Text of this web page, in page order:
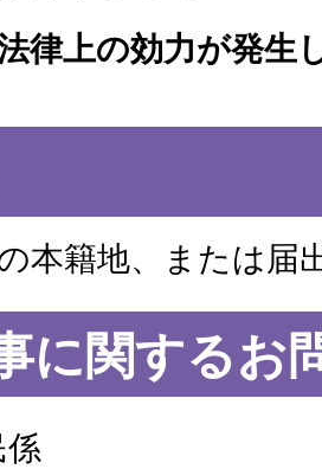
律上の効力が発生
本籍地、または届
に関するお